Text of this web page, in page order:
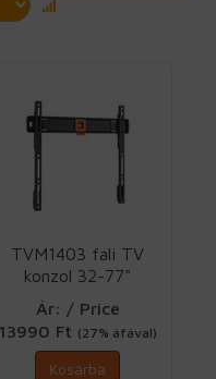
TVM1403 fali TV
konzol 32-77"
VESA400x400
Vogels
Ár: / Price
13990 Ft (27% áfával)
Kosárba